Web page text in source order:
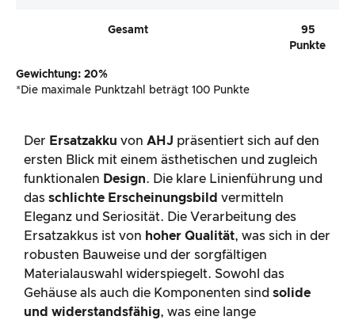
Gesamt
95
Punkte
Gewichtung: 20%
*Die maximale Punktzahl beträgt 100 Punkte
Der Ersatzakku von AHJ präsentiert sich auf den
ersten Blick mit einem ästhetischen und zugleich
funktionalen Design. Die klare Linienführung und
das schlichte Erscheinungsbild vermitteln
Eleganz und Seriosität. Die Verarbeitung des
Ersatzakkus ist von hoher Qualität, was sich in der
robusten Bauweise und der sorgfältigen
Materialauswahl widerspiegelt. Sowohl das
Gehäuse als auch die Komponenten sind solide
und widerstandsfähig, was eine lange